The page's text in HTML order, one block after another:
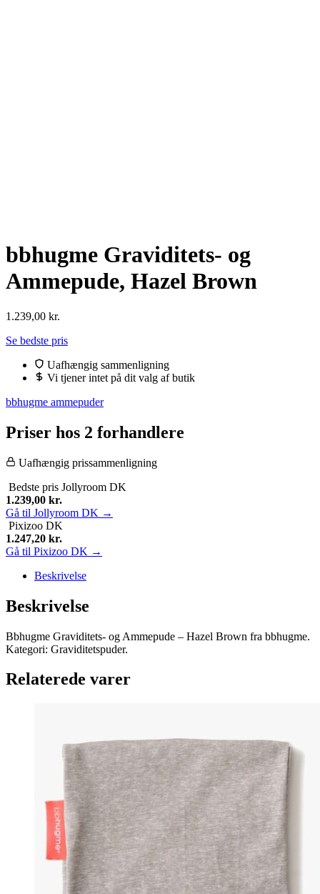
bbhugme Graviditets- og
Ammepude, Hazel Brown
1.239,00 kr.
Se bedste pris
Uafhængig sammenligning
Vi tjener intet på dit valg af butik
bbhugme ammepuder
Priser hos 2 forhandlere
Uafhængig prissammenligning
Bedste pris Jollyroom DK
1.239,00 kr.
Gå til Jollyroom DK →
Pixizoo DK
1.247,20 kr.
Gå til Pixizoo DK →
Beskrivelse
Beskrivelse
Bbhugme Graviditets- og Ammepude – Hazel Brown fra bbhugme.
Kategori: Graviditetspuder.
Relaterede varer